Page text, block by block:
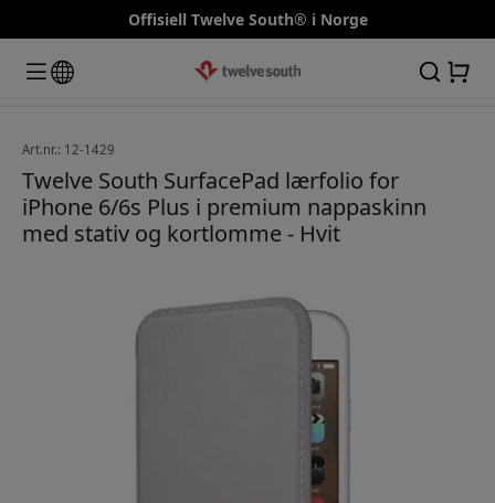
Offisiell Twelve South® i Norge
Art.nr.: 12-1429
Twelve South SurfacePad lærfolio for
iPhone 6/6s Plus i premium nappaskinn
med stativ og kortlomme - Hvit